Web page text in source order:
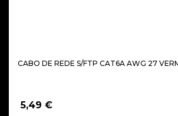
CABO DE REDE S/FTP CAT6A AWG 27
5,49 €